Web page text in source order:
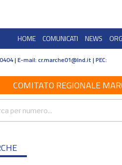
HOME
COMUNICATI NEWS
| E-mail: cr.marche01@lnd.it | PEC:
COMITATO REGIONALE